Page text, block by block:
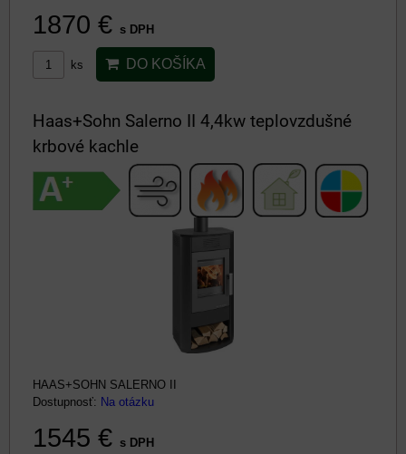
1870 € s DPH
ks DO KOŠÍKA
Haas+Sohn Salerno II 4,4kw teplovzdušné
krbové kachle
HAAS+SOHN SALERNO II
Dostupnosť: Na otázku
1545 € s DPH